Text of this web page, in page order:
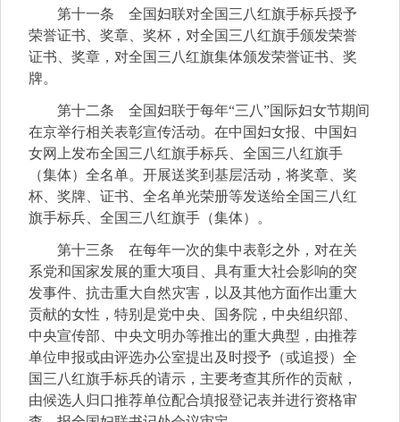
第十一条 全国妇联对全国三八红旗手标兵授予
荣誉证书、奖章、奖杯，对全国三八红旗手颁发荣誉
证书、奖章，对全国三八红旗集体颁发荣誉证书、奖
牌。
第十二条 全国妇联于每年“三八”国际妇女节期间
在京举行相关表彰宣传活动。在中国妇女报、中国妇
女网上发布全国三八红旗手标兵、全国三八红旗手
（集体）全名单。开展送奖到基层活动，将奖章、奖
杯、奖牌、证书、全名单光荣册等发送给全国三八红
旗手标兵、全国三八红旗手（集体）。
第十三条 在每年一次的集中表彰之外，对在关
系党和国家发展的重大项目、具有重大社会影响的突
发事件、抗击重大自然灾害，以及其他方面作出重大
贡献的女性，特别是党中央、国务院，中央组织部、
中央宣传部、中央文明办等推出的重大典型，由推荐
单位申报或由评选办公室提出及时授予（或追授）全
国三八红旗手标兵的请示，主要考查其所作的贡献，
由候选人归口推荐单位配合填报登记表并进行资格审